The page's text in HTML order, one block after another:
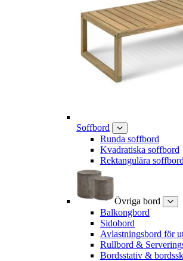
Soffbord
Runda soffbord
Kvadratiska soffbord
Rektangulära soffbord
Övriga bord
Balkongbord
Sidobord
Avlastningsbord för
Rullbord &
Bordsstativ &